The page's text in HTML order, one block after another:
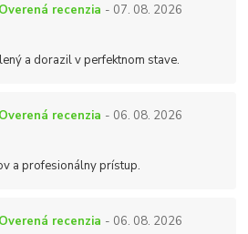
Overená recenzia - 07. 08. 2026
a dorazil v perfektnom stave.
Overená recenzia - 06. 08. 2026
a profesionálny prístup.
Overená recenzia - 06. 08. 2026